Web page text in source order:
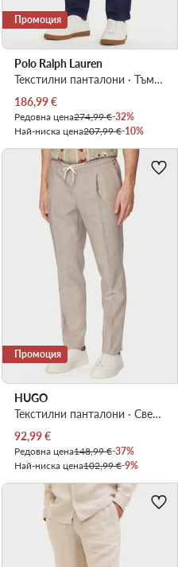
Промоция
Polo Ralph Lauren
Текстилни панталони · Тъмносин · Slim Fit
Актуална цена
186,99€
Редовна цена274,99 €-32%
Най-ниска цена207,99 €-10%
Промоция
HUGO
Текстилни панталони · Светлокафяв
Актуална цена
92,99€
Редовна цена148,99 €-37%
Най-ниска цена102,99 €-9%